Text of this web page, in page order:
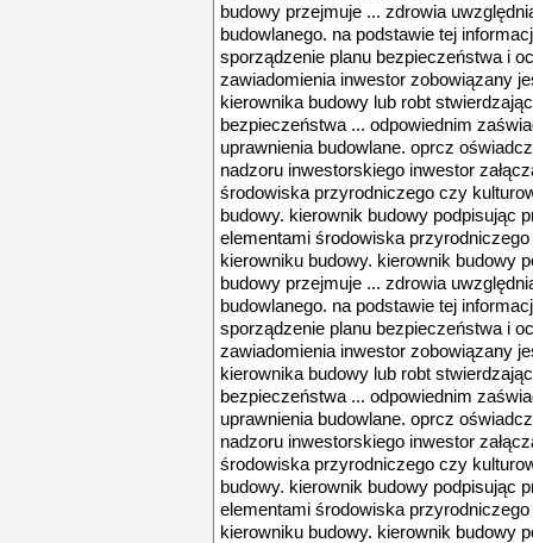
budowy przejmuje ... zdrowia
budowlanego. na podstawie tej
sporządzenie planu bezpieczeństwa i
zawiadomienia inwestor zobowiązany
kierownika budowy lub robt
bezpieczeństwa ... odpowiednim
uprawnienia budowlane. oprcz
nadzoru inwestorskiego inwestor
środowiska przyrodniczego czy
budowy. kierownik budowy podpisując
elementami środowiska
kierowniku budowy. kierownik budowy
budowy przejmuje ... zdrowia
budowlanego. na podstawie tej
sporządzenie planu bezpieczeństwa i
zawiadomienia inwestor zobowiązany
kierownika budowy lub robt
bezpieczeństwa ... odpowiednim
uprawnienia budowlane. oprcz
nadzoru inwestorskiego inwestor
środowiska przyrodniczego czy
budowy. kierownik budowy podpisując
elementami środowiska
kierowniku budowy. kierownik budowy